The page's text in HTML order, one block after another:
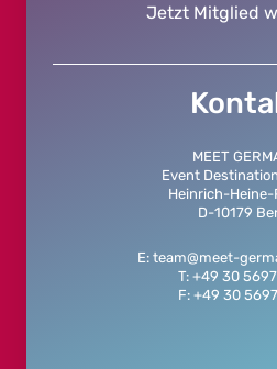
Jetzt Mitglied
MEET
Event
Heinrich-Heine-
D-10179
E: team@meet-
T: +49 30
F: +49 30